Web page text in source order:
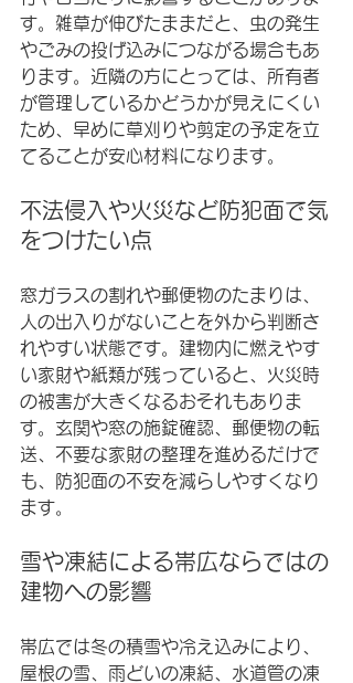
す。雑草が伸びたままだと、虫の発生
やごみの投げ込みにつながる場合もあ
ります。近隣の方にとっては、所有者
が管理しているかどうかが見えにくい
ため、早めに草刈りや剪定の予定を立
てることが安心材料になります。
不法侵入や火災など防犯面で気
をつけたい点
窓ガラスの割れや郵便物のたまりは、
人の出入りがないことを外から判断さ
れやすい状態です。建物内に燃えやす
い家財や紙類が残っていると、火災時
の被害が大きくなるおそれもありま
す。玄関や窓の施錠確認、郵便物の転
送、不要な家財の整理を進めるだけで
も、防犯面の不安を減らしやすくなり
ます。
雪や凍結による帯広ならではの
建物への影響
帯広では冬の積雪や冷え込みにより、
屋根の雪、雨どいの凍結、水道管の凍